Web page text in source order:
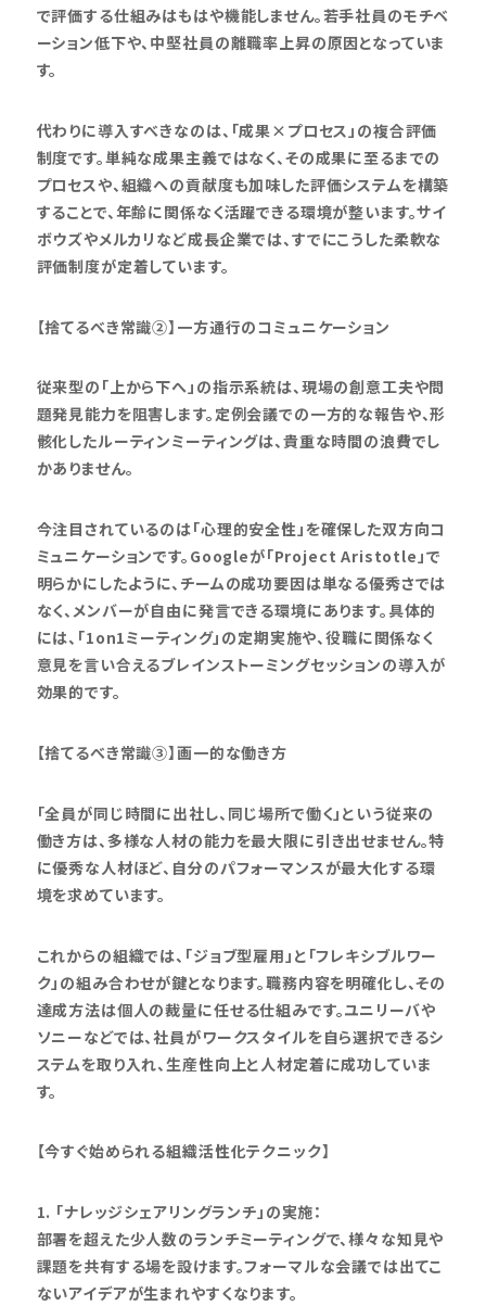
で評価する仕組みはもはや機能しません。若手社員のモチベ
ーション低下や、中堅社員の離職率上昇の原因となっていま
す。
代わりに導入すべきなのは、「成果×プロセス」の複合評価
制度です。単純な成果主義ではなく、その成果に至るまでの
プロセスや、組織への貢献度も加味した評価システムを構築
することで、年齢に関係なく活躍できる環境が整います。サイ
ボウズやメルカリなど成長企業では、すでにこうした柔軟な
評価制度が定着しています。
【捨てるべき常識②】一方通行のコミュニケーション
従来型の「上から下へ」の指示系統は、現場の創意工夫や問
題発見能力を阻害します。定例会議での一方的な報告や、形
骸化したルーティンミーティングは、貴重な時間の浪費でし
かありません。
今注目されているのは「心理的安全性」を確保した双方向コ
ミュニケーションです。Googleが「Project Aristotle」で
明らかにしたように、チームの成功要因は単なる優秀さでは
なく、メンバーが自由に発言できる環境にあります。具体的
には、「1on1ミーティング」の定期実施や、役職に関係なく
意見を言い合えるブレインストーミングセッションの導入が
効果的です。
【捨てるべき常識③】画一的な働き方
「全員が同じ時間に出社し、同じ場所で働く」という従来の
働き方は、多様な人材の能力を最大限に引き出せません。特
に優秀な人材ほど、自分のパフォーマンスが最大化する環
境を求めています。
これからの組織では、「ジョブ型雇用」と「フレキシブルワー
ク」の組み合わせが鍵となります。職務内容を明確化し、その
達成方法は個人の裁量に任せる仕組みです。ユニリーバや
ソニーなどでは、社員がワークスタイルを自ら選択できるシ
ステムを取り入れ、生産性向上と人材定着に成功していま
す。
【今すぐ始められる組織活性化テクニック】
1. 「ナレッジシェアリングランチ」の実施：
部署を超えた少人数のランチミーティングで、様々な知見や
課題を共有する場を設けます。フォーマルな会議では出てこ
ないアイデアが生まれやすくなります。